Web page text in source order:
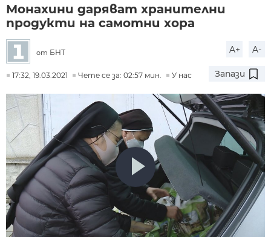
Монахини даряват хранителни
продукти на самотни хора
от БНТ A+ A-
17:32, 19.03.2021 Чете се за: 02:57 мин. У нас Запази